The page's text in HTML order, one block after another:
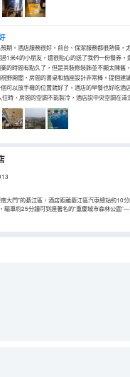
期。酒店服務很好，前台、保潔服務都很熱情，
1米4的小朋友，還很貼心的送了我們一份餐券，
的時間有點久了，但是其裝修裝飾並不顯太陳舊
野開闊，房間的書桌和插座設計非常棒。提個建
個可以放手機的位置就好了。酒店的早餐也好吃酒
住時，房間的空調不能製冷，酒店説中央空調在清
大門”的綦江區，酒店距離綦江區汽車總站約10
驅車約25分鐘可到達著名的“重慶城市森林公園
資建造，豪生國際酒店管理公司管理。 酒店設計
個特色中餐包房，茶樓及酒吧演繹着世界各地的